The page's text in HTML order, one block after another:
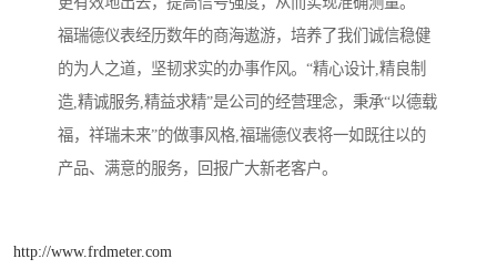
福瑞德仪表经历数年的商海遨游，培养了我们诚信稳健
的为人之道，坚韧求实的办事作风。“精心设计,精良制
造,精诚服务,精益求精”是公司的经营理念，秉承“以德载
福，祥瑞未来”的做事风格,福瑞德仪表将一如既往以的
产品、满意的服务，回报广大新老客户。
http://www.frdmeter.com